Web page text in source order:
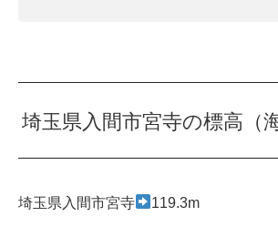
埼玉県入間市宮寺の標高（
埼玉県入間市宮寺 119.3m